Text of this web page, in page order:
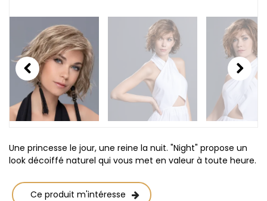
Previous
Une princesse le jour, une reine la nuit. "Night" propose un
look décoiffé naturel qui vous met en valeur à toute heure.
Ce produit m'intéresse